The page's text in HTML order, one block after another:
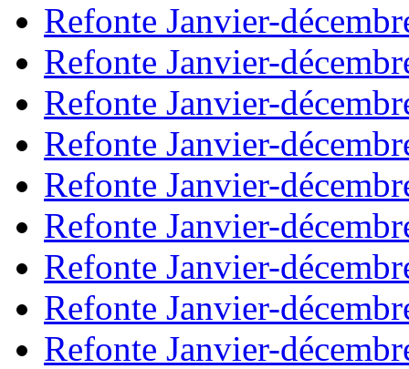
Refonte Janvier-
Refonte Janvier-
Refonte Janvier-
Refonte Janvier-
Refonte Janvier-
Refonte Janvier-
Refonte Janvier-
Refonte Janvier-
Refonte Janvier-